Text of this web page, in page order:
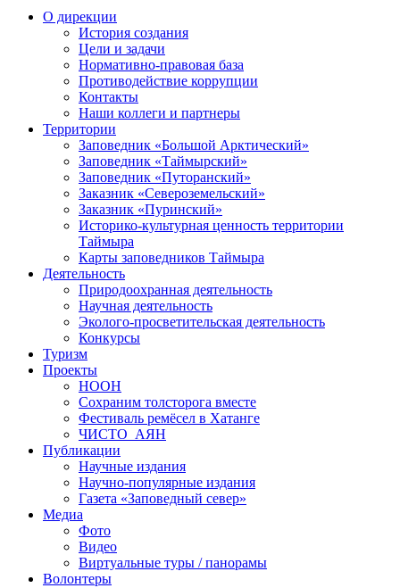
О дирекции
История создания
Цели и задачи
Нормативно-правовая база
Противодействие коррупции
Контакты
Наши коллеги и партнеры
Территории
Заповедник «Большой Арктический»
Заповедник «Таймырский»
Заповедник «Путоранский»
Заказник «Североземельский»
Заказник «Пуринский»
Историко-культурная ценность территории
Таймыра
Карты заповедников Таймыра
Деятельность
Природоохранная деятельность
Научная деятельность
Эколого-просветительская деятельность
Конкурсы
Туризм
Проекты
НООН
Сохраним толсторога вместе
Фестиваль ремёсел в Хатанге
ЧИСТО_АЯН
Публикации
Научные издания
Научно-популярные издания
Газета «Заповедный север»
Медиа
Фото
Видео
Виртуальные туры / панорамы
Волонтеры